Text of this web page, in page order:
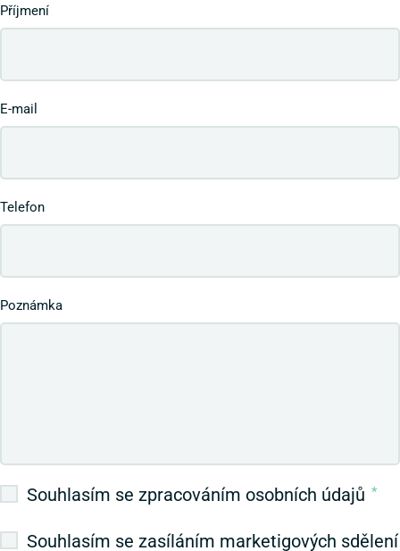
Příjmení
E-mail
Telefon
Poznámka
Souhlasím se zpracováním osobních údajů *
Souhlasím se zasíláním marketigových sdělení